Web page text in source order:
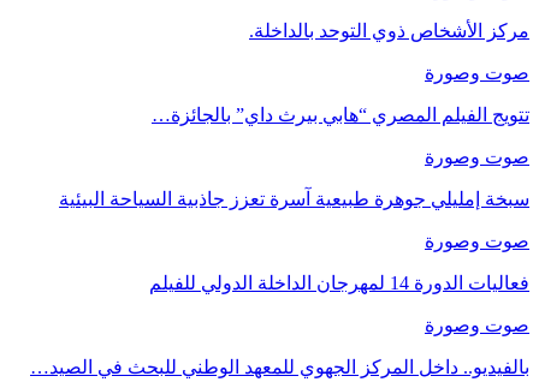
مركز الأشخاص ذوي التوحد بالداخلة.
صوت وصورة
تتويج الفيلم المصري “هابي بيرث داي” بالجائزة…
صوت وصورة
سبخة إمليلي جوهرة طبيعية آسرة تعزز جاذبية السياحة البيئية
صوت وصورة
فعاليات الدورة 14 لمهرجان الداخلة الدولي للفيلم
صوت وصورة
بالفيديو.. داخل المركز الجهوي للمعهد الوطني للبحث في الصيد…